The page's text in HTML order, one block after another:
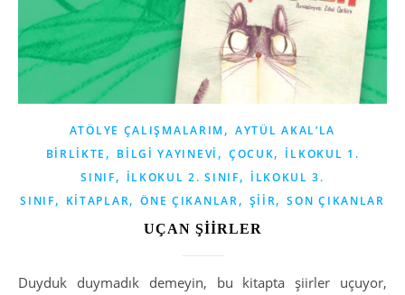
ATÖLYE ÇALIŞMALARIM ,AYTÜL AKAL’LA
BIRLIKTE , BILGI YAYINEVI , ÇOCUK, İLKOKUL 1.
SINIF, İLKOKUL 2. SINIF, İLKOKUL 3.
SINIF, KITAPLAR,ÖNE ÇIKANLAR, ŞIIR,SON ÇIKANLAR
UÇAN ŞİİRLER
Duyduk duymadık demeyin, bu kitapta şiirler uçuyor,